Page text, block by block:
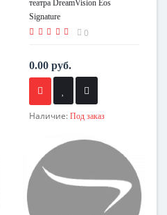
театра DreamVision Eos
Signature
0
0.00 руб.
Наличие: Под заказ